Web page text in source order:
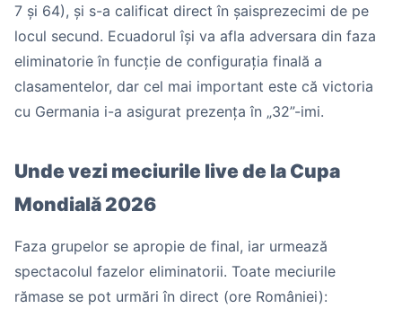
7 și 64), și s-a calificat direct în șaisprezecimi de pe
locul secund. Ecuadorul își va afla adversara din faza
eliminatorie în funcție de configurația finală a
clasamentelor, dar cel mai important este că victoria
cu Germania i-a asigurat prezența în „32”-imi.
Unde vezi meciurile live de la Cupa
Mondială 2026
Faza grupelor se apropie de final, iar urmează
spectacolul fazelor eliminatorii. Toate meciurile
rămase se pot urmări în direct (ore României):